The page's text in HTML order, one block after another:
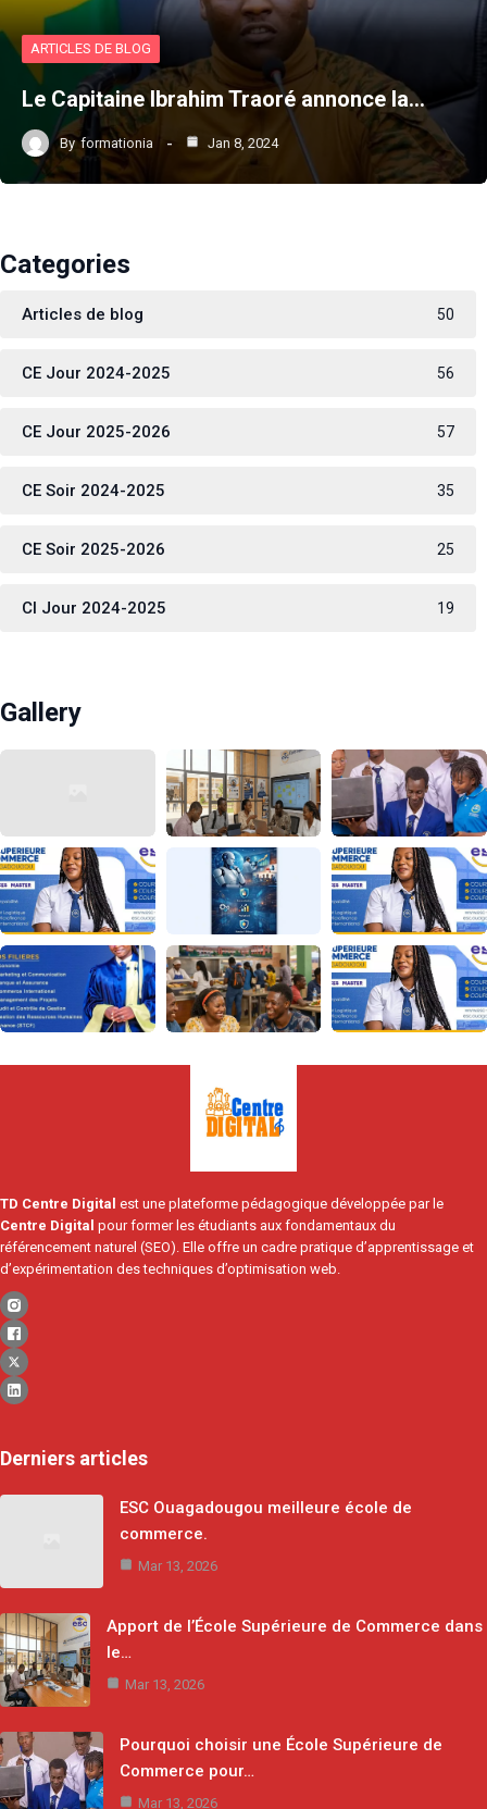
ARTICLES DE BLOG
Le Capitaine Ibrahim Traoré annonce la…
By formationia Jan 8, 2024
Categories
Articles de blog 50
CE Jour 2024-2025 56
CE Jour 2025-2026 57
CE Soir 2024-2025 35
CE Soir 2025-2026 25
CI Jour 2024-2025 19
Gallery
TD Centre Digital est une plateforme pédagogique développée par le
Centre Digital pour former les étudiants aux fondamentaux du
référencement naturel (SEO). Elle offre un cadre pratique d’apprentissage et
d’expérimentation des techniques d’optimisation web.
Derniers articles
ESC Ouagadougou meilleure école de
commerce.
Mar 13, 2026
Apport de l’École Supérieure de Commerce dans
le…
Mar 13, 2026
Pourquoi choisir une École Supérieure de
Commerce pour…
Mar 13, 2026